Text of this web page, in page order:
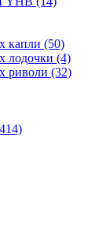
капли (50)
лодочки (4)
риволи (32)